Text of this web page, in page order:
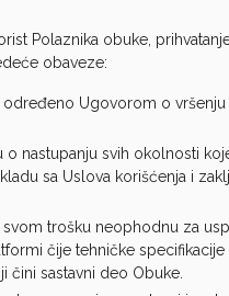
Polaznika obuke,
obaveze:
Ugovorom o
nastupanju svih okolnosti
sa Uslova korišćenja i
trošku neophodnu za
čije tehničke
čini sastavni deo Obuke.